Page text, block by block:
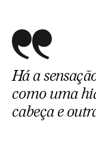
Há a
como uma
cabeça e